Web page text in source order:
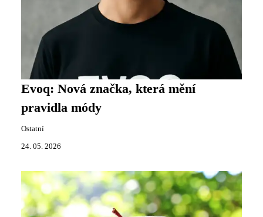
Evoq: Nová značka, která mění
pravidla módy
Ostatní
24. 05. 2026